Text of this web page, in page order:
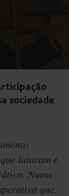
sociedade
lutaram e
Numa
que,